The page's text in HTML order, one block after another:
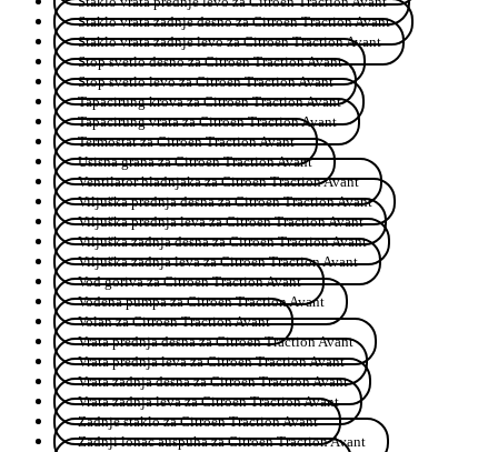
Staklo vrata zadnje desno za Citroen Traction Avant
Staklo vrata zadnje levo za Citroen Traction Avant
Stop svetlo desno za Citroen Traction Avant
Stop svetlo levo za Citroen Traction Avant
Tapacirung krova za Citroen Traction Avant
Tapacirung vrata za Citroen Traction Avant
Termostat za Citroen Traction Avant
Usisna grana za Citroen Traction Avant
Ventilator hladnjaka za Citroen Traction Avant
Viljuška prednja desna za Citroen Traction Avant
Viljuška prednja leva za Citroen Traction Avant
Viljuška zadnja desna za Citroen Traction Avant
Viljuška zadnja leva za Citroen Traction Avant
Vod goriva za Citroen Traction Avant
Vodena pumpa za Citroen Traction Avant
Volan za Citroen Traction Avant
Vrata prednja desna za Citroen Traction Avant
Vrata prednja leva za Citroen Traction Avant
Vrata zadnja desna za Citroen Traction Avant
Vrata zadnja leva za Citroen Traction Avant
Zadnje staklo za Citroen Traction Avant
Zadnji lonac auspuha za Citroen Traction Avant